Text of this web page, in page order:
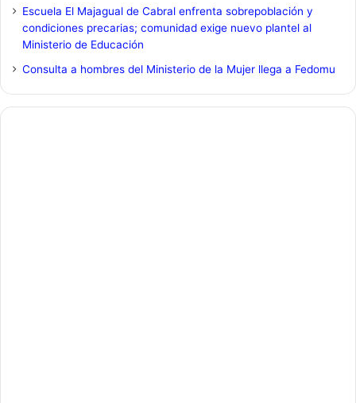
Escuela El Majagual de Cabral enfrenta sobrepoblación y
condiciones precarias; comunidad exige nuevo plantel al
Ministerio de Educación
Consulta a hombres del Ministerio de la Mujer llega a Fedomu